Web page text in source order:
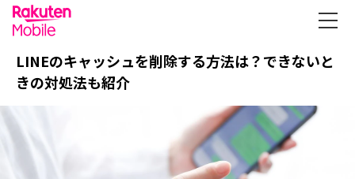
LINEのキャッシュを削除する方法は？できないと
きの対処法も紹介